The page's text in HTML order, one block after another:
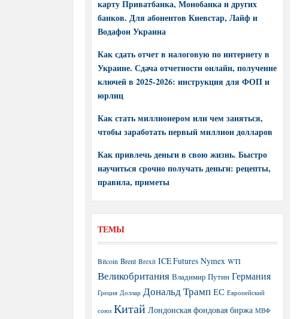
карту Приватбанка, Монобанка и других
банков. Для абонентов Киевстар, Лайф и
Водафон Украина
Как сдать отчет в налоговую по интернету в
Украине. Сдача отчетности онлайн, получение
ключей в 2025-2026: инструкция для ФОП и
юрлиц
Как стать миллионером или чем заняться,
чтобы заработать первый миллион долларов
Как привлечь деньги в свою жизнь. Быстро
научиться срочно получать деньги: рецепты,
правила, приметы
ТЕМЫ
Bitcoin Brent Brexit ICE Futures Nymex WTI
Великобритания Владимир Путин Германия
Греция Доллар Дональд Трамп ЕС Европейский
союз Китай Лондонская фондовая биржа МВФ